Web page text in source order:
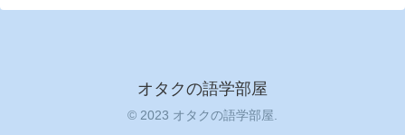
オタクの語学部屋
© 2023 オタクの語学部屋.